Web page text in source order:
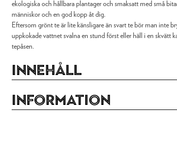
ekologiska och hållbara plantager och smaksatt med små
människor och en god kopp åt dig.
Eftersom grönt te är lite känsligare än svart te bör man inte
uppkokade vattnet svalna en stund först eller häll i en skvätt
tepåsen.
Innehåll
Information